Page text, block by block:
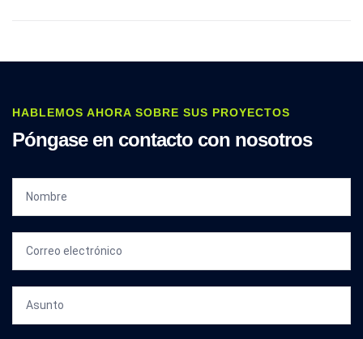
HABLEMOS AHORA SOBRE SUS PROYECTOS
Póngase en contacto con nosotros